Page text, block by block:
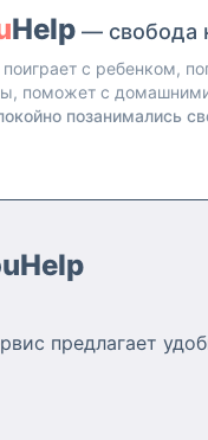
Help — свобода
с ребенком,
поможет с
позанимались
предлагает